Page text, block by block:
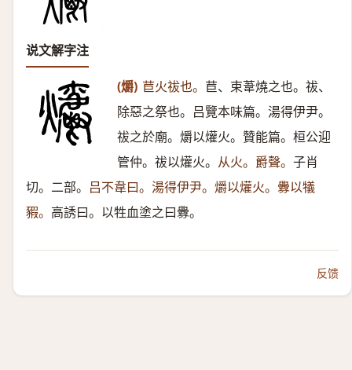
说文解字注
(爝) 苣火祓也。 苣、束葦燒之也。祓、
除惡之祭也。吕覽本味篇。湯得伊尹。
祓之於廟。爝以爟火。贊能篇。桓公迎
管仲。祓以爟火。 从火。爵聲。 子肖
切。二部。 吕不韋曰。湯得伊尹。爝以爟火。釁以犠
豭。 高誘曰。以牲血塗之曰釁。
反馈